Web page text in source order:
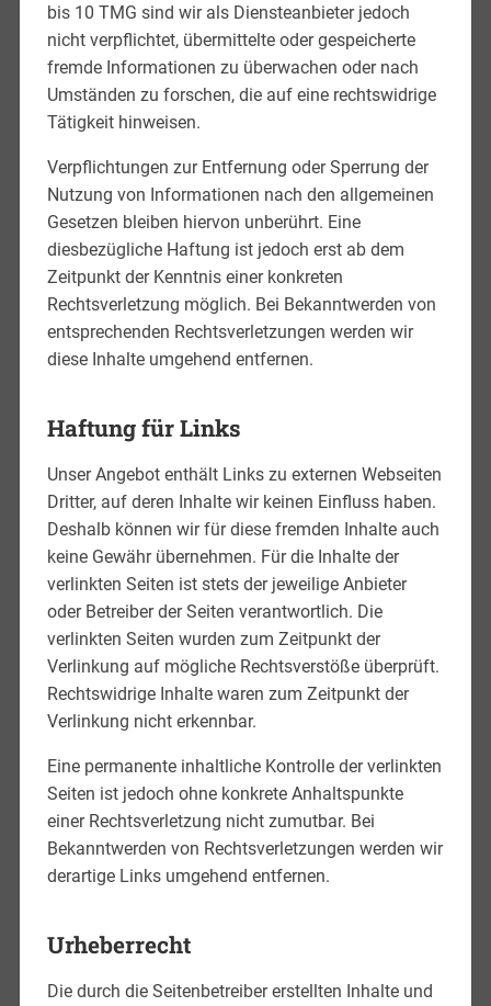
bis 10 TMG sind wir als Diensteanbieter jedoch
nicht verpflichtet, übermittelte oder gespeicherte
fremde Informationen zu überwachen oder nach
Umständen zu forschen, die auf eine rechtswidrige
Tätigkeit hinweisen.
Verpflichtungen zur Entfernung oder Sperrung der
Nutzung von Informationen nach den allgemeinen
Gesetzen bleiben hiervon unberührt. Eine
diesbezügliche Haftung ist jedoch erst ab dem
Zeitpunkt der Kenntnis einer konkreten
Rechtsverletzung möglich. Bei Bekanntwerden von
entsprechenden Rechtsverletzungen werden wir
diese Inhalte umgehend entfernen.
Haftung für Links
Unser Angebot enthält Links zu externen Webseiten
Dritter, auf deren Inhalte wir keinen Einfluss haben.
Deshalb können wir für diese fremden Inhalte auch
keine Gewähr übernehmen. Für die Inhalte der
verlinkten Seiten ist stets der jeweilige Anbieter
oder Betreiber der Seiten verantwortlich. Die
verlinkten Seiten wurden zum Zeitpunkt der
Verlinkung auf mögliche Rechtsverstöße überprüft.
Rechtswidrige Inhalte waren zum Zeitpunkt der
Verlinkung nicht erkennbar.
Eine permanente inhaltliche Kontrolle der verlinkten
Seiten ist jedoch ohne konkrete Anhaltspunkte
einer Rechtsverletzung nicht zumutbar. Bei
Bekanntwerden von Rechtsverletzungen werden wir
derartige Links umgehend entfernen.
Urheberrecht
Die durch die Seitenbetreiber erstellten Inhalte und